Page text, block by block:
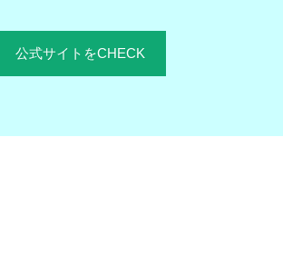
公式サイトをCHECK